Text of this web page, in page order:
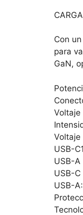
Con
para
GaN,
Voltaje
Voltaje
USB-
USB-A
USB-C
USB-